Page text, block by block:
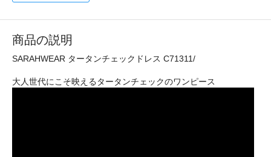
商品の説明
SARAHWEAR タータンチェックドレス C71311/
大人世代にこそ映えるタータンチェックのワンピース